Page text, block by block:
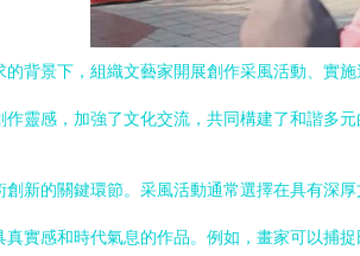
背景下，組織文藝家開展創作采風活動、實
靈感，加強了文化交流，共同構建了和諧多元
新的關鍵環節。采風活動通常選擇在具有深
實感和時代氣息的作品。例如，畫家可以捕